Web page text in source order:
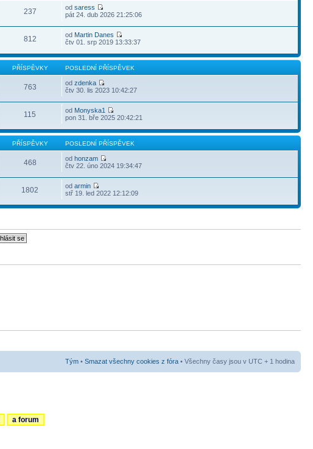
237 odsaress
pát 24. dub 2026 21:25:06
812 od Martin Danes
čtv 01. srp 2019 13:33:37
PŘÍSPĚVKY POSLEDNÍ PŘÍSPĚVEK
763 odzdenka
čtv 30. lis 2023 10:42:27
115 od Monyska1
pon 31. bře 2025 20:42:21
PŘÍSPĚVKY POSLEDNÍ PŘÍSPĚVEK
468 odhonzam
čtv 22. úno 2024 19:34:47
1802 odarmin
stř 19. led 2022 12:12:09
Tým • Smazat všechny cookies z fóra • Všechny časy jsou v UTC + 1 hodina
a forum